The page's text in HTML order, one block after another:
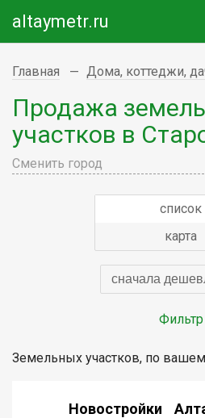
altaymetr.ru
Главная Дома, коттеджи,
Продажа
участков в
Сменить город
список
карта
сначала
Фильтр
Земельных участков, по
Новостройки